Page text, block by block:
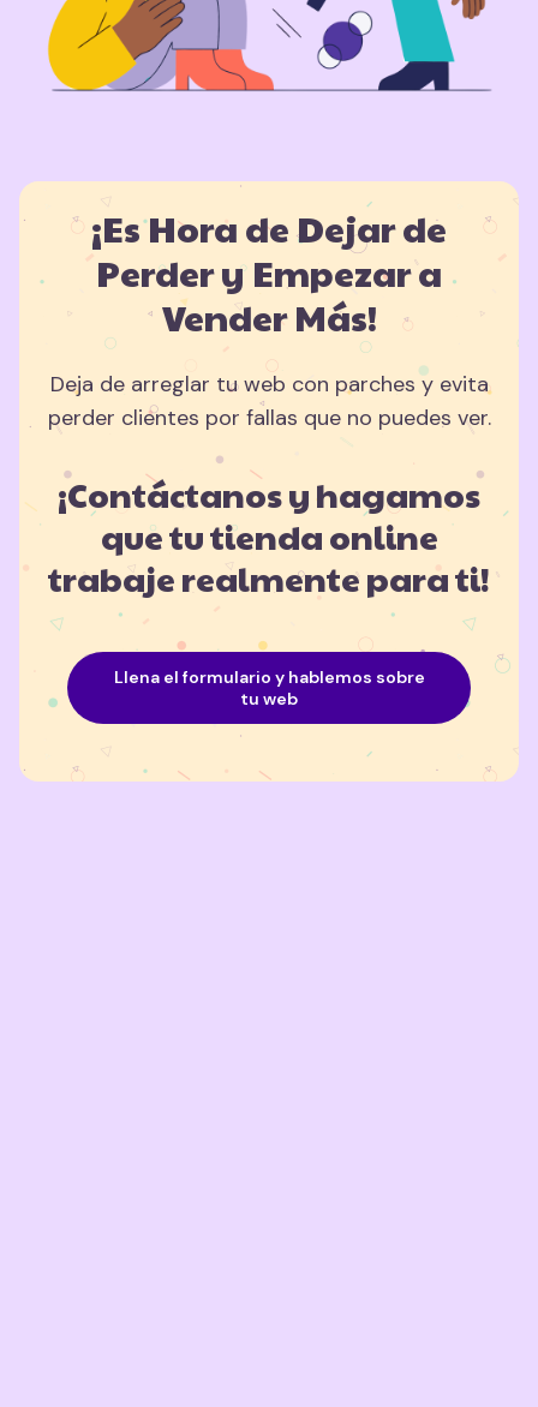
¡Es Hora de Dejar de
Perder y Empezar a
Vender Más!
Deja de arreglar tu web con parches y evita
perder clientes por fallas que no puedes ver.
¡Contáctanos y hagamos
que tu tienda online
trabaje realmente para ti!
Llena el formulario y hablemos sobre
tu web